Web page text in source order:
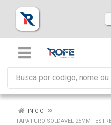
INÍCIO
TAPA FURO SOLDAVEL 25MM -